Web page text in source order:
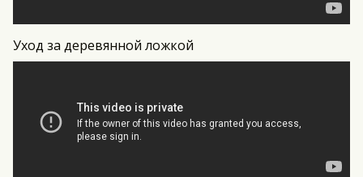
Уход за деревянной ложкой